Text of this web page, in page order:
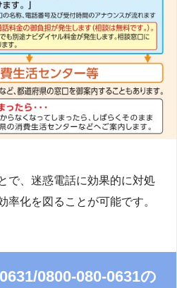
で、迷惑電話に効果的に対処
率化を図ることが可能です。
0800-080-0631の